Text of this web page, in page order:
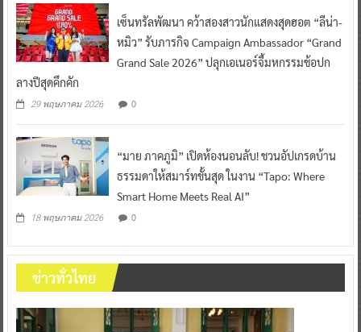
เซ็นทรัลพัฒนา คว้าสองสาวนักแสดงสุดฮอต “ลีน่า-
หมิว” รับภารกิจ Campaign Ambassador “Grand
Grand Sale 2026” ปลุกเอเนอร์จี้มหกรรมช้อปก
ลางปีสุดคึกคัก
29 พฤษภาคม 2026 0
“มาย ภาคภูมิ” เปิดห้องนอนลับ! ชวนอัปเกรดบ้าน
ธรรมดาให้สมาร์ทขั้นสุด ในงาน “Tapo: Where
Smart Home Meets Real AI”
18 พฤษภาคม 2026 0
ข่าวทั่วไทย